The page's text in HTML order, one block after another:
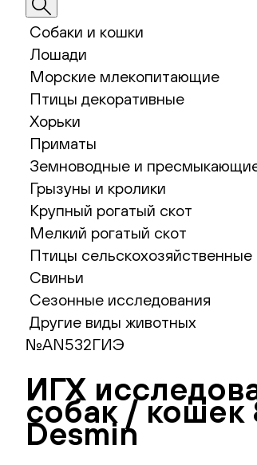
Собаки и кошки
Лошади
Морские млекопитающие
Птицы декоративные
Хорьки
Приматы
Земноводные и
Грызуны и кролики
Крупный рогатый скот
Мелкий рогатый скот
Птицы сельскохозяйственные
Свиньи
Сезонные исследования
Другие виды животных
№AN532ГИЭ
ИГХ
собак / кошек
Desmin